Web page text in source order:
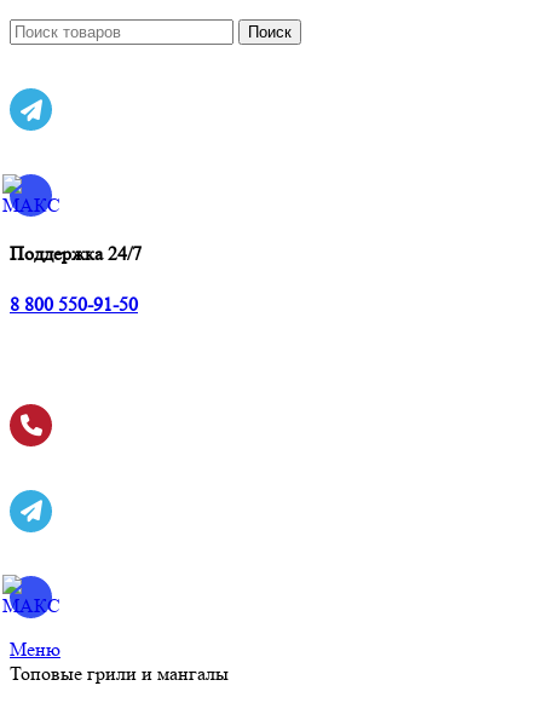
Поиск
Поддержка 24/7
8 800 550-91-50
Меню
Топовые грили и мангалы